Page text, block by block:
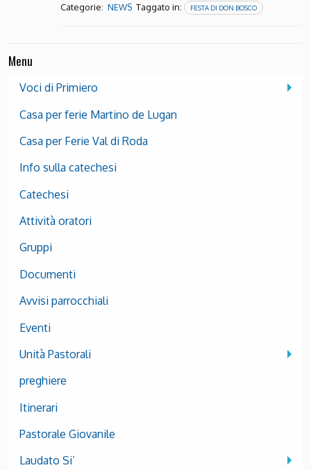
Categorie: NEWS Taggato in: FESTA DI DON BOSCO
Menu
Voci di Primiero
Casa per ferie Martino de Lugan
Casa per Ferie Val di Roda
Info sulla catechesi
Catechesi
Attività oratori
Gruppi
Documenti
Avvisi parrocchiali
Eventi
Unità Pastorali
preghiere
Itinerari
Pastorale Giovanile
Laudato Si’